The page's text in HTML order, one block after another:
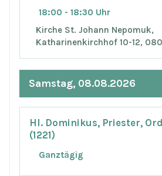
18:00 - 18:30 Uhr
Kirche St. Johann Nepomuk,
Katharinenkirchhof 10-12,
Samstag, 08.08.2026
Hl. Dominikus, Priester,
(1221)
Ganztägig